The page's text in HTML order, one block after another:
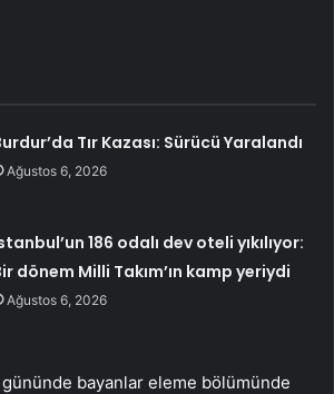
Tır Kazası: Sürücü Yaralandı
Ağustos 6, 2026
186 odalı dev oteli yıkılıyor:
dönem Milli Takım’ın kamp yeriydi
Ağustos 6, 2026
gününde bayanlar eleme bölümünde